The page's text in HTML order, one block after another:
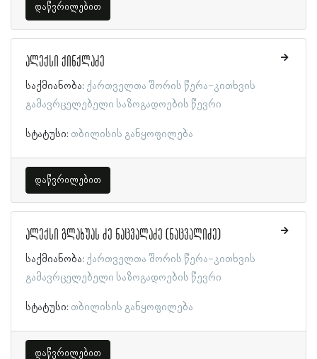
დაწვრილებით
ალექსი ქინქლაძე
საქმიანობა: ქართველთა შორის წერა-კითხვის
გამავრცელებელი საზოგადოების წევრი
სტატუსი: თბილისის განყოფილება
დაწვრილებით
ალექსი გლახუას ძე ნაცვალაძე (ნაცვალიძე)
საქმიანობა: ქართველთა შორის წერა-კითხვის
გამავრცელებელი საზოგადოების წევრი
სტატუსი: თბილისის განყოფილება
დაწვრილებით